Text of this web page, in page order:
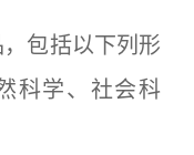
包括以下列形
科学、社会科